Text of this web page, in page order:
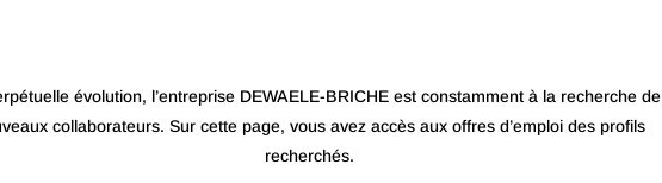
évolution, l’entreprise DEWAELE-BRICHE est constamment à la recherche de
collaborateurs. Sur cette page, vous avez accès aux offres d’emploi des profils
recherchés.